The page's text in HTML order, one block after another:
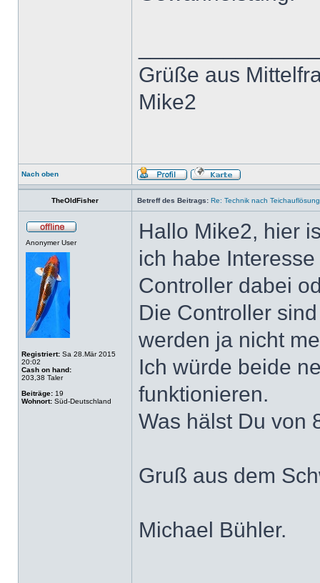
Grüße aus
Mike2
Nach oben
TheOldFisher Betreff des Beitrags: Re: Technik nach
Anonymer User
Registriert: Sa 28.Mär 2015
20:02
Cash on hand:
203,38 Taler
Beiträge: 19
Wohnort: Süd-Deutschland
Hallo Mike2, hier
ich habe
Controller dabei
Die Controller
werden ja nicht
Ich würde beide
funktionieren.
Was hälst Du von
Gruß aus dem
Michael Bühler.